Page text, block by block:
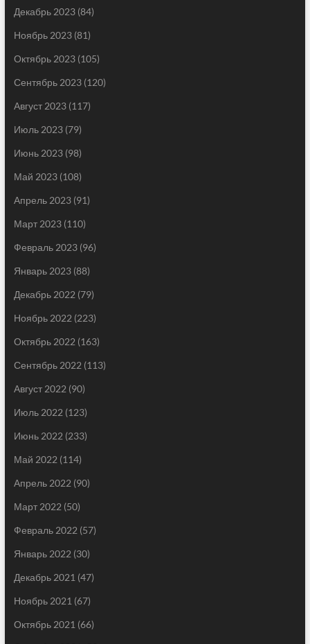
Декабрь 2023(84)
Ноябрь 2023(81)
Октябрь 2023(105)
Сентябрь 2023(120)
Август 2023(117)
Июль 2023(79)
Июнь 2023(98)
Май 2023(108)
Апрель 2023(91)
Март 2023(110)
Февраль 2023(96)
Январь 2023(88)
Декабрь 2022 (79)
Ноябрь 2022 (223)
Октябрь 2022 (163)
Сентябрь 2022 (113)
Август 2022 (90)
Июль 2022 (123)
Июнь 2022 (233)
Май 2022 (114)
Апрель 2022 (90)
Март 2022 (50)
Февраль 2022 (57)
Январь 2022 (30)
Декабрь 2021 (47)
Ноябрь 2021 (67)
Октябрь 2021 (66)